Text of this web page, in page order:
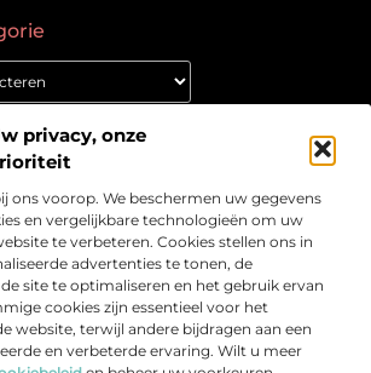
privacy, onze
ons voorop. We beschermen uw gegevens
en vergelijkbare technologieën om uw
te verbeteren. Cookies stellen ons in
advertenties te tonen, de
site te optimaliseren en het gebruik ervan
cookies zijn essentieel voor het
website, terwijl andere bijdragen aan een
en verbeterde ervaring. Wilt u meer
voor Verdieping en Inspiratie”
artikelen, heldere inzichten en
het denken zetten. Welkom bij
voor betrouwbare en